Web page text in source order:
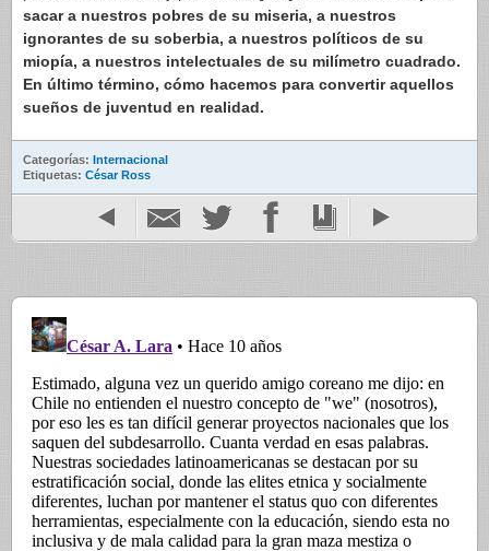
sacar a nuestros pobres de su miseria, a nuestros
ignorantes de su soberbia, a nuestros políticos de su
miopía, a nuestros intelectuales de su milímetro cuadrado.
En último término, cómo hacemos para convertir aquellos
sueños de juventud en realidad.
Categorías: Internacional
Etiquetas: César Ross